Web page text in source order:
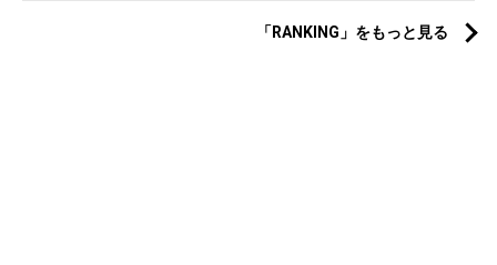
「RANKING」をもっと見る